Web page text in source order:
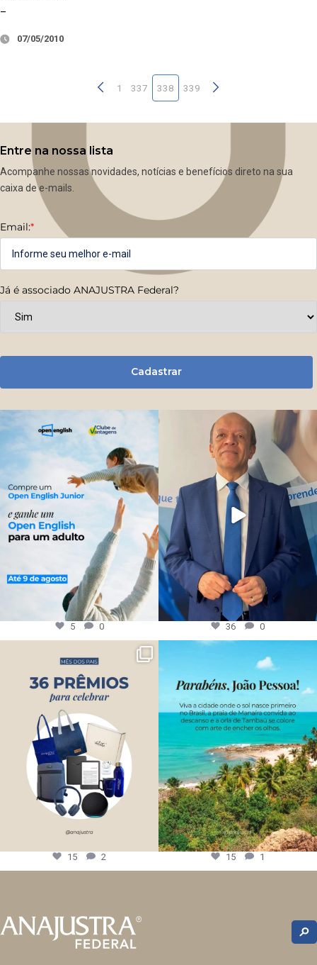
–
07/05/2010
1 337 338 339
Entre na nossa lista
Acompanhe nossas novidades, notícias e benefícios direto na sua
caixa de e-mails.
Email:*
Já é associado ANAJUSTRA Federal?
Cadastrar
5 0 36 0
15 2 15 1